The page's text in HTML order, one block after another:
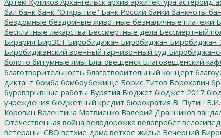
бал банк банк "Открытие" Банк России банки банкноты
бездомные бездомные животные безналичные платежи
бесплатные лекарства Бессмертные дела Бессмертный
Бирария БирЗСТ Биробидажан Биробиджан
Биробиджанский военный гарнизонный суд
болото битумные ямы Благовещенск Благовещенский
благотворительность благотворительный концерт
диктант бомба бомбоубежище Борис Титов Борохович
буровзрывные работы Бурятия Бюджет бюджет 2017
учреждения бюджетный кредит бюрократия В. Путин
Коровин Валентина Матвиенко Валерий Дранников
Отечественная война велодорожка велопробег велосипед
ветераны_СВО ветхие дома ветхое жилье Вечерний